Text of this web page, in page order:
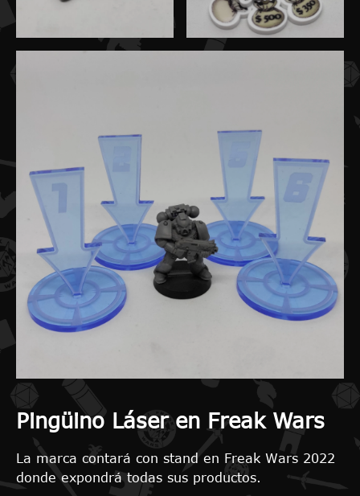
Pingüino Láser en Freak Wars
La marca contará con stand en Freak Wars 2022
donde expondrá todas sus productos.